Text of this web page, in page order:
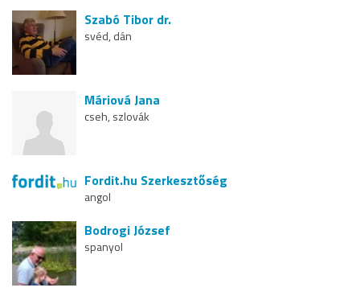
Szabó Tibor dr.
svéd, dán
Máriová Jana
cseh, szlovák
Fordit.hu Szerkesztőség
angol
Bodrogi József
spanyol